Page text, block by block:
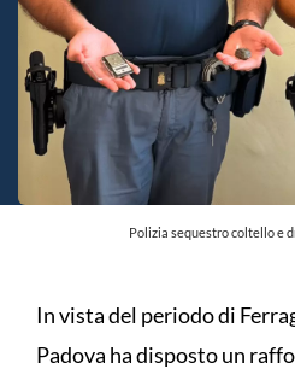
Polizia sequestro coltello e
In vista del periodo di
Padova ha disposto un